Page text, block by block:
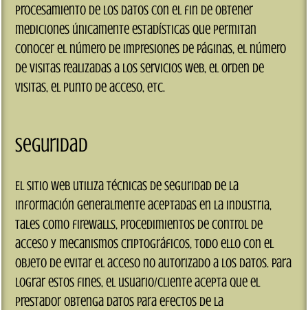
procesamiento de los datos con el fin de obtener
mediciones únicamente estadísticas que permitan
conocer el número de impresiones de páginas, el número
de visitas realizadas a los servicios web, el orden de
visitas, el punto de acceso, etc.
Seguridad
El sitio web utiliza técnicas de seguridad de la
información generalmente aceptadas en la industria,
tales como firewalls, procedimientos de control de
acceso y mecanismos criptográficos, todo ello con el
objeto de evitar el acceso no autorizado a los datos. Para
lograr estos fines, el usuario/cliente acepta que el
prestador obtenga datos para efectos de la